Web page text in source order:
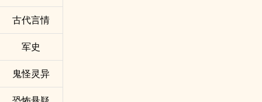
古代言情
军史
鬼怪灵异